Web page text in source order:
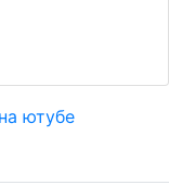
ютубе